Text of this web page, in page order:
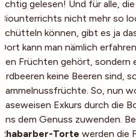
richtig gelesen! Und für alle,
Biounterrichts nicht mehr so
schütteln können, gibt es ja
Dort kann man nämlich
den Früchten gehört, sondern
Erdbeeren keine Beeren sind,
Sammelnussfrüchte. So, nun
naseweisen Exkurs durch die
uns dem Genuss zuwenden.
Rhabarber-Torte werden die